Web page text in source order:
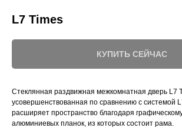
L7 Times
КУПИТЬ СЕЙЧАС
Стеклянная раздвижная межкомнатная дверь L7
усовершенствованная по сравнению с системой
расширяет пространство благодаря
алюминиевых планок, из которых состоит рама.